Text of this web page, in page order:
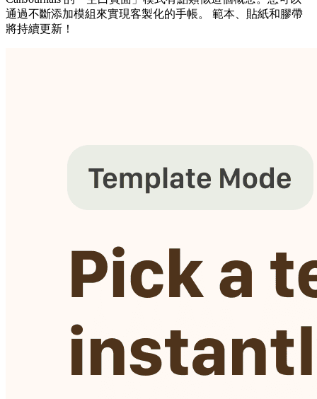
通過不斷添加模組來實現客製化的手帳。 範本、貼紙和膠帶
將持續更新！